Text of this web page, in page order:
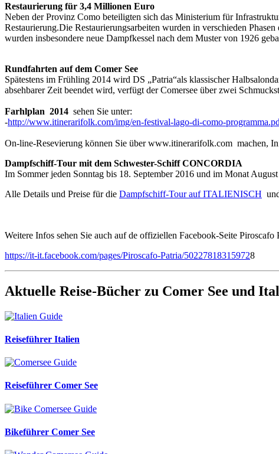
Restaurierung für 3,4 Millionen Euro
Neben der Provinz Como beteiligten sich das Ministerium für
Restaurierung.Die Restaurierungsarbeiten wurden in verschieden
wurden insbesondere neue Dampfkessel nach dem Muster von 1926
Rundfahrten auf dem Comer See
Spätestens im Frühling 2014 wird DS „Patria“als klassischer
absehbarer Zeit beendet wird, verfügt der Comersee über zwei
Farhlplan 2014 sehen Sie unter:
-http://www.itinerarifolk.com/img/en-festival-lago-di-como-
On-line-Resevierung können Sie über www.itinerarifolk.com machen,
Dampfschiff-Tour mit dem Schwester-Schiff CONCORDIA
Im Sommer jeden Sonntag bis 18. September 2016 und im Monat
Alle Details und Preise für die Dampfschiff-Tour auf ITALIENISCH
Weitere Infos sehen Sie auch auf de offiziellen Facebook-Seite Piroscafo
https://it-it.facebook.com/pages/Piroscafo-Patria/502278183159728
Aktuelle Reise-Bücher zu Comer See und
Reiseführer Italien
Reiseführer Comer See
Bikeführer Comer See